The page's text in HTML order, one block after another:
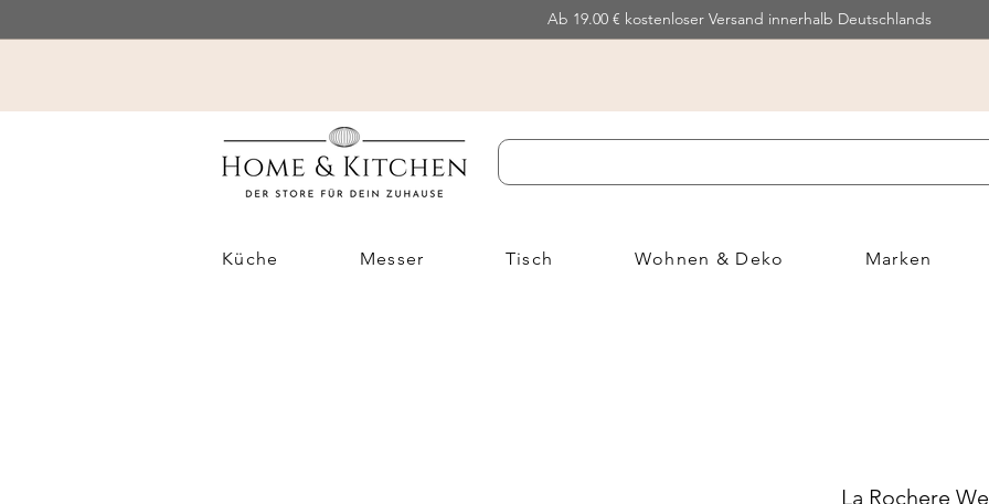
Ab 19.00 € kostenloser Versand innerhalb Deutschlands
Küche Messer Tisch Wohnen & Deko Marken
La Rochere